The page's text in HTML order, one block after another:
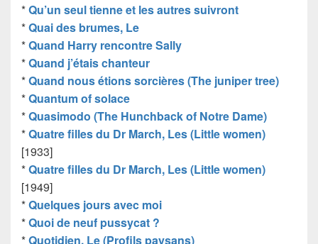
*Qu’un seul tienne et les autres suivront
*Quai des brumes, Le
*Quand Harry rencontre Sally
*Quand j’étais chanteur
*Quand nous étions sorcières (The juniper tree)
*Quantum of solace
*Quasimodo (The Hunchback of Notre Dame)
*Quatre filles du Dr March, Les (Little women)
[1933]
*Quatre filles du Dr March, Les (Little women)
[1949]
*Quelques jours avec moi
*Quoi de neuf pussycat ?
*Quotidien, Le (Profils paysans)